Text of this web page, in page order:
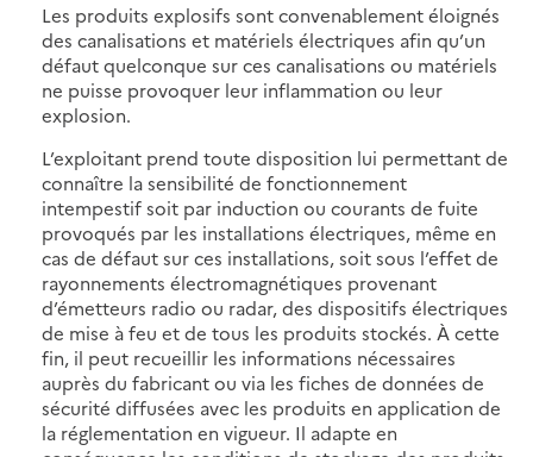
Les produits explosifs sont convenablement éloignés
des canalisations et matériels électriques afin qu’un
défaut quelconque sur ces canalisations ou matériels
ne puisse provoquer leur inflammation ou leur
explosion.
L’exploitant prend toute disposition lui permettant de
connaître la sensibilité de fonctionnement
intempestif soit par induction ou courants de fuite
provoqués par les installations électriques, même en
cas de défaut sur ces installations, soit sous l’effet de
rayonnements électromagnétiques provenant
d’émetteurs radio ou radar, des dispositifs électriques
de mise à feu et de tous les produits stockés. À cette
fin, il peut recueillir les informations nécessaires
auprès du fabricant ou via les fiches de données de
sécurité diffusées avec les produits en application de
la réglementation en vigueur. Il adapte en